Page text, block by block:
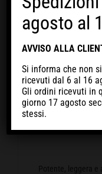
Potente, leggera e
agosto al
AVVISO ALLA
Si informa che non
ricevutidal 6 al 16
Gli ordini ricevuti in
giorno 17 agosto
stessi.